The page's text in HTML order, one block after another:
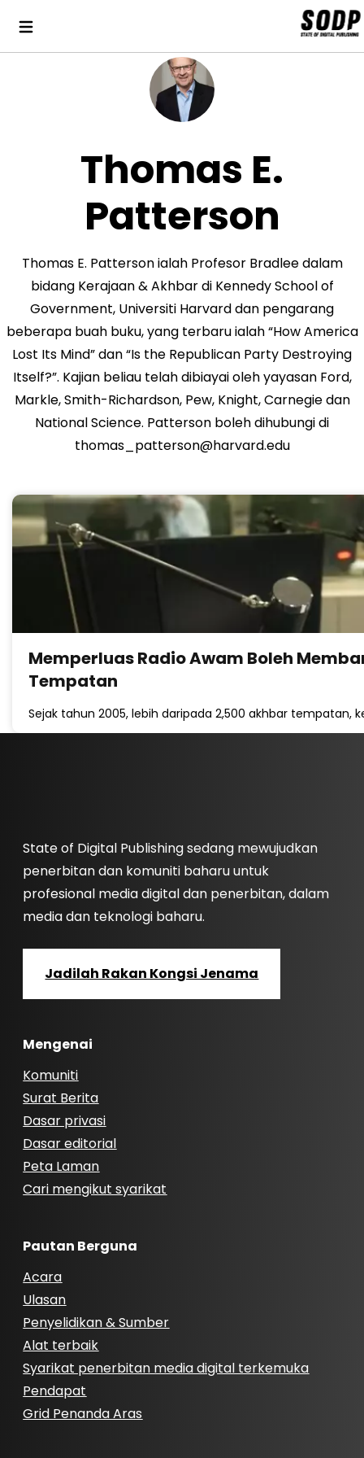
Thomas E.
Patterson
Thomas E. Patterson ialah Profesor Bradlee dalam
bidang Kerajaan & Akhbar di Kennedy School of
Government, Universiti Harvard dan pengarang
beberapa buah buku, yang terbaru ialah “How America
Lost Its Mind” dan “Is the Republican Party Destroying
Itself?”. Kajian beliau telah dibiayai oleh yayasan Ford,
Markle, Smith-Richardson, Pew, Knight, Carnegie dan
National Science. Patterson boleh dihubungi di
thomas_patterson@harvard.edu
Memperluas Radio Awam Boleh
Tempatan
Sejak tahun 2005, lebih daripada 2,500 akhbar tempatan,
State of Digital Publishing sedang mewujudkan
penerbitan dan komuniti baharu untuk
profesional media digital dan penerbitan, dalam
media dan teknologi baharu.
Jadilah Rakan Kongsi Jenama
Mengenai
Komuniti
Surat Berita
Dasar privasi
Dasar editorial
Peta Laman
Cari mengikut syarikat
Pautan Berguna
Acara
Ulasan
Penyelidikan & Sumber
Alat terbaik
Syarikat penerbitan media digital terkemuka
Pendapat
Grid Penanda Aras